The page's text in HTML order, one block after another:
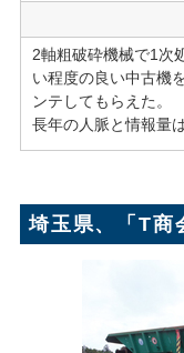
2軸粗破砕機械で1次
い程度の良い中古機
ンテしてもらえた。
長年の人脈と情報量
埼玉県、「T商